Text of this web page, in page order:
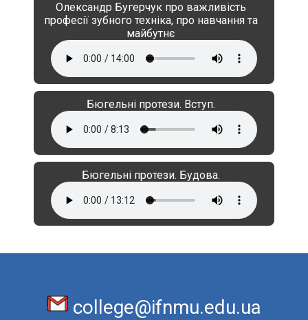
Олександр Бугерчук про важливість
професії зубного техніка, про навчання та
майбутнє
Бюгельні протези. Вступ.
Бюгельні протези. Будова.
college@ifnmu.edu.ua